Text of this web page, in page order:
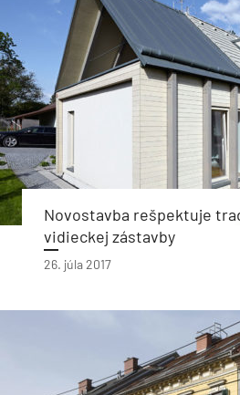
Novostavba rešpektuje
vidieckej zástavby
26. júla 2017